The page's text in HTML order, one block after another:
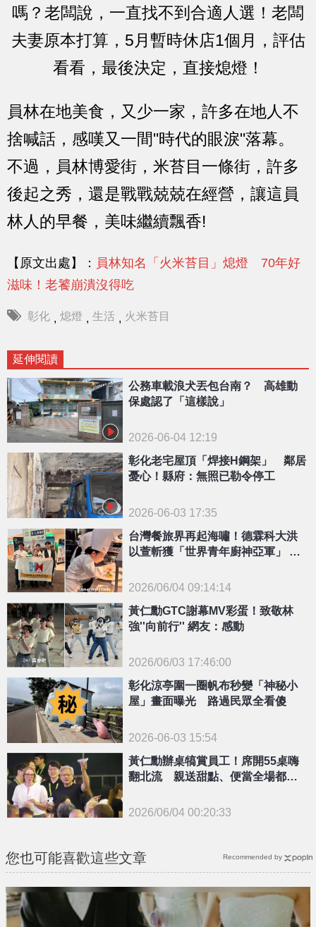
嗎？老闆說，一直找不到合適人選！老闆
夫妻原本打算，5月暫時休店1個月，評估
看看，最後決定，直接熄燈！
員林在地美食，又少一家，許多在地人不
捨喊話，感嘆又一間"時代的眼淚"落幕。
不過，員林博愛街，米苔目一條街，許多
後起之秀，還是戰戰兢兢在經營，讓這員
林人的早餐，美味繼續飄香!
【原文出處】： 員林知名「火米苔目」熄燈 70年好
滋味！老饕崩潰沒得吃
彰化 , 熄燈 , 生活 , 火米苔目
延伸閱讀
公務車載浪犬丟包台南？ 高雄動
保處認了「這樣說」
2026-06-04 12:19
彰化老宅屋頂「焊接H鋼架」 鄰居
憂心！縣府：無照已勒令停工
2026-06-03 17:35
{PLAYICON}
台灣餐旅界再起海嘯！德霖科大洪
以萱斬獲「世界青年廚神亞軍」 讓
2026/06/04 09:14:14
{PLAYICON}
黃仁勳GTC謝幕MV彩蛋！致敬林
強''向前行'' 網友：感動
2026/06/03 17:46:00
彰化涼亭圍一圈帆布秒變「神秘小
屋」畫面曝光 路過民眾全看傻
2026-06-03 15:54
黃仁勳辦桌犒賞員工！席開55桌嗨
翻北流 親送甜點、便當全場都有
2026/06/04 00:20:33
您也可能喜歡這些文章 Recommended by